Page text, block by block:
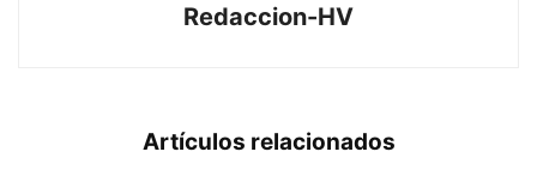
Redaccion-HV
Artículos relacionados